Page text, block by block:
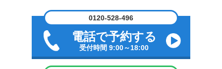
0120-528-496
電話で予約する
受付時間 9:00～18:00